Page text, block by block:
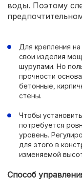
воды. Поэтому
Для крепления
свои изделия
шурупами. Но
прочности
бетонные,
стены.
Чтобы
потребуется
уровень.
для этого в
изменяемой
Способ